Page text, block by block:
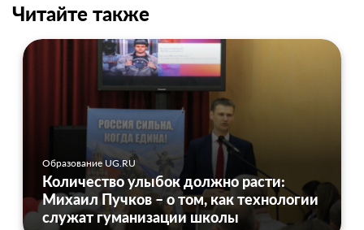
Читайте также
Образование UG.RU
Количество улыбок должно расти:
Михаил Пучков – о том, как технологии
служат гуманизации школы